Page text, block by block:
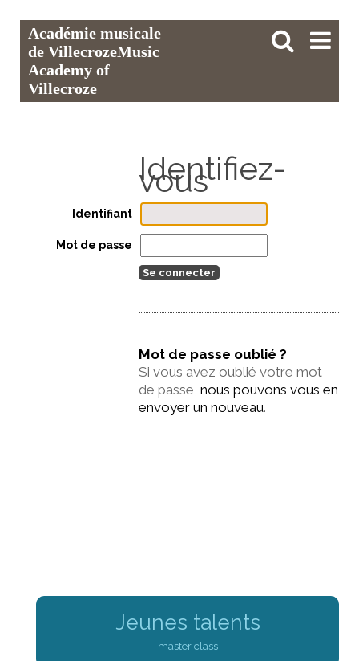
contenu.
Aller
navigation
personnels
Académie musicale
de VillecrozeMusic
Academy of
Villecroze

avancée…
Identifiant
Mot de passe
Mot de passe oublié ?
Si vous avez oublié votre mot
de passe, nous pouvons vous en
envoyer un nouveau.
Jeunes talents
master class